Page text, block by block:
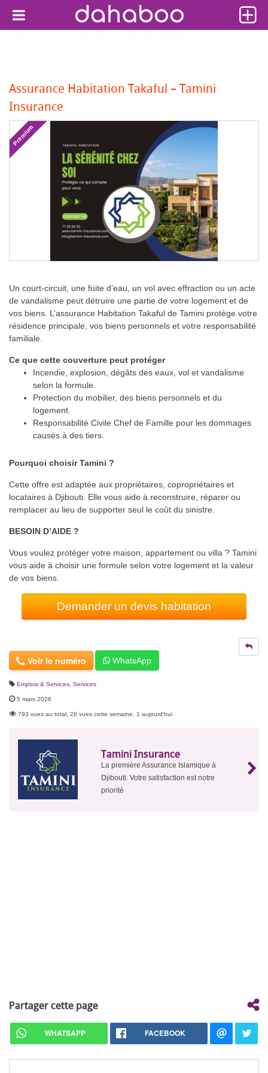
Assurance Habitation Takaful – Tamini
Insurance
Premium
Un court-circuit, une fuite d’eau, un vol avec effraction ou un acte
de vandalisme peut détruire une partie de votre logement et de
vos biens. L’assurance Habitation Takaful de Tamini protège votre
résidence principale, vos biens personnels et votre responsabilité
familiale.
Ce que cette couverture peut protéger
Incendie, explosion, dégâts des eaux, vol et vandalisme
selon la formule.
Protection du mobilier, des biens personnels et du
logement.
Responsabilité Civile Chef de Famille pour les dommages
causés à des tiers.
Pourquoi choisir Tamini ?
Cette offre est adaptée aux propriétaires, copropriétaires et
locataires à Djibouti. Elle vous aide à reconstruire, réparer ou
remplacer au lieu de supporter seul le coût du sinistre.
BESOIN D’AIDE ?
Vous voulez protéger votre maison, appartement ou villa ? Tamini
vous aide à choisir une formule selon votre logement et la valeur
de vos biens.
Demander un devis habitation
Voir le numéro WhatsApp
Emplois & Services Services
5 mars 2026
793 vues au total, 26 vues cette semaine, 1 aujourd'hui
Tamini Insurance
La première Assurance Islamique à
Djibouti. Votre satisfaction est notre
priorité
Partager cette page
WHATSAPP FACEBOOK